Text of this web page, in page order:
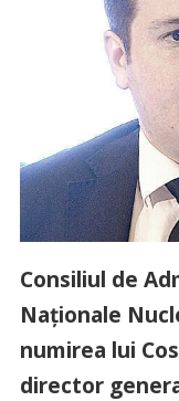
Consiliul de
Naţionale
numirea lui
director